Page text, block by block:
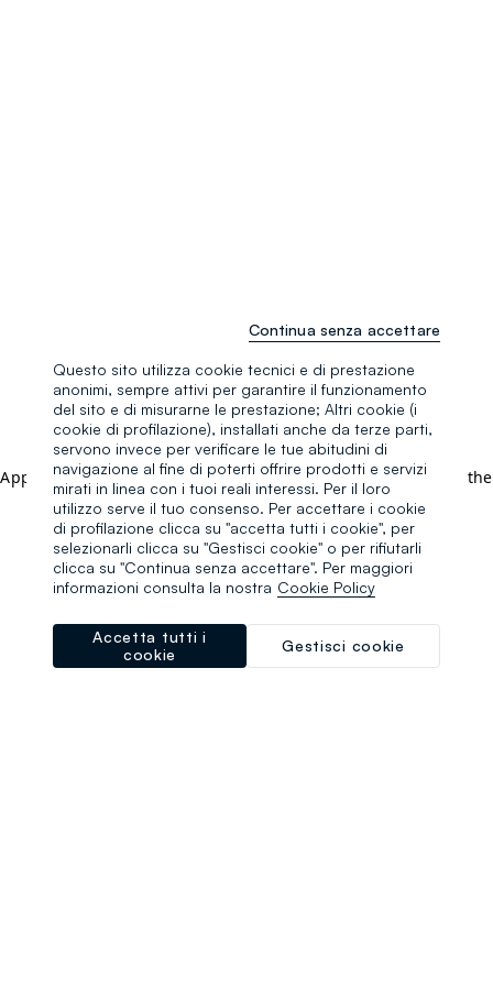
Application error: a client-side exception has occurred (see the
browser console for more information).
Questo sito utilizza cookie tecnici e di prestazione
anonimi, sempre attivi per garantire il funzionamento
del sito e di misurarne le prestazione; Altri cookie (i
cookie di profilazione), installati anche da terze parti,
servono invece per verificare le tue abitudini di
navigazione al fine di poterti offrire prodotti e servizi
mirati in linea con i tuoi reali interessi. Per il loro
utilizzo serve il tuo consenso. Per accettare i cookie
di profilazione clicca su "accetta tutti i cookie", per
selezionarli clicca su "Gestisci cookie" o per rifiutarli
clicca su "Continua senza accettare". Per maggiori
informazioni consulta la nostra Cookie Policy
Gestisci cookie
Accetta tutti i
cookie
Continua senza accettare